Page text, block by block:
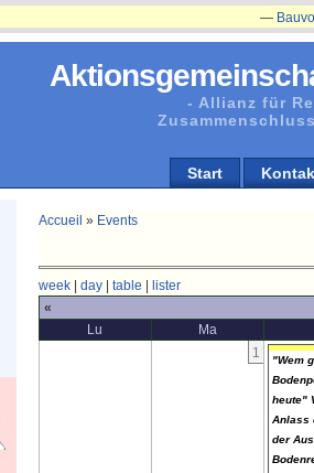
- Allianz für
Start
Accueil » Events
week| day| table
lister
«
Lu
Ma
1
"Wem
heute"
Anlass
der